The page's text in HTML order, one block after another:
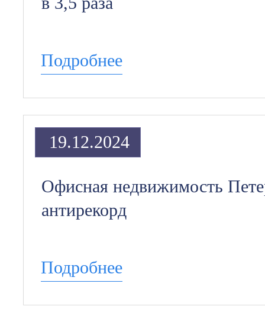
Подробнее
Офисная недвижимость
антирекорд
Подробнее
19.12.2024